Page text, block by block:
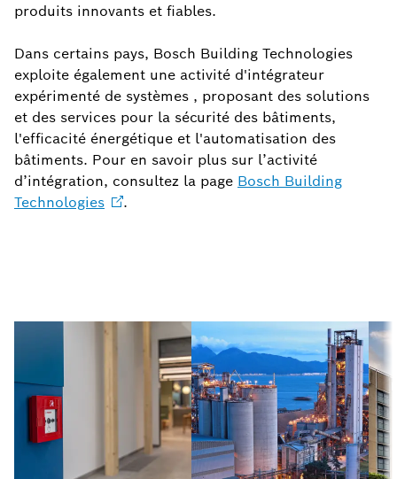
produits innovants et fiables.
Dans certains pays, Bosch Building Technologies
exploite également une activité d'intégrateur
expérimenté de systèmes , proposant des solutions
et des services pour la sécurité des bâtiments,
l'efficacité énergétique et l'automatisation des
bâtiments. Pour en savoir plus sur l’activité
d’intégration, consultez la page Bosch Building
Technologies
.